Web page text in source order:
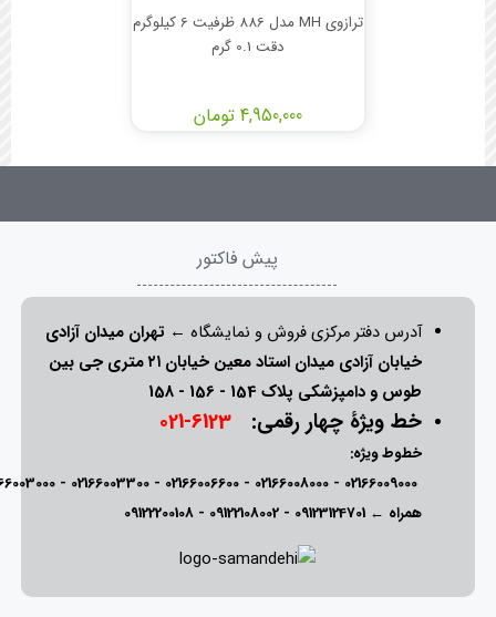
ترازوی MH مدل 886 ظرفیت 6 کیلوگرم
دقت 0.1 گرم
4,950,000 تومان
پیش فاکتور
آدرس دفتر مرکزی فروش و نمایشگاه ← تهران میدان آزادی
خیابان آزادی میدان استاد معین خیابان ۲۱ متری جی بین
طوس و دامپزشکی پلاک 154 - 156 - 158
خط ویژۀ چهار رقمی:6123-021
خطوط ویژه:
02166009000
-
02166008000
-
02166006600
-
02166003300
-
همراه ← 09123124701
-
09122108002
-
09122200108